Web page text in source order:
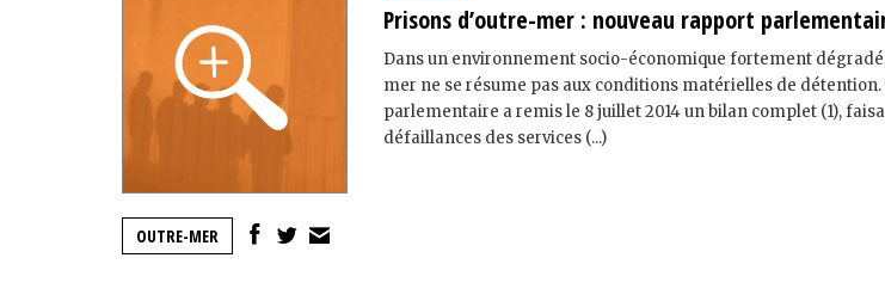
Prisons d’outre-mer : nouveau rapport
Dans un environnement socio-économique fortement
mer ne se résume pas aux conditions matérielles de
parlementaire a remis le 8 juillet 2014 un bilan complet (1),
défaillances des services (...)
OUTRE-MER